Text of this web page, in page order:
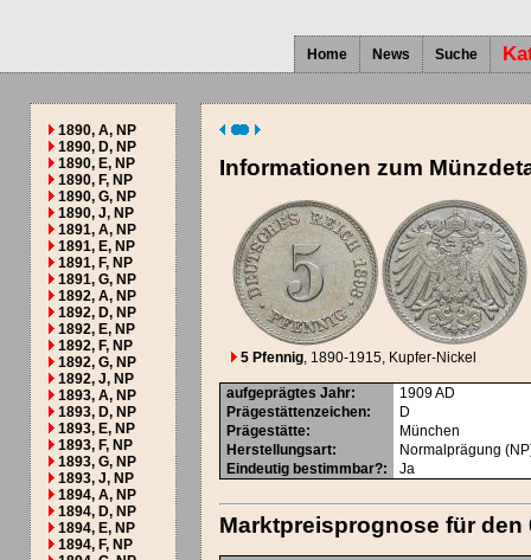
Home News Suche
1890, A, NP
1890, D, NP
1890, E, NP
1890, F, NP
1890, G, NP
1890, J, NP
1891, A, NP
1891, E, NP
1891, F, NP
1891, G, NP
1892, A, NP
1892, D, NP
1892, E, NP
1892, F, NP
1892, G, NP
1892, J, NP
1893, A, NP
1893, D, NP
1893, E, NP
1893, F, NP
1893, G, NP
1893, J, NP
1894, A, NP
1894, D, NP
1894, E, NP
1894, F, NP
Informationen zum
5 Pfennig, 1890-1915, Kupfer-Nickel
aufgeprägtes Jahr: 1909AD
Prägestättenzeichen:
D
Prägestätte:
München
Herstellungsart:
Normalprägung
Eindeutig bestimmbar?: Ja
Marktpreisprognose für den